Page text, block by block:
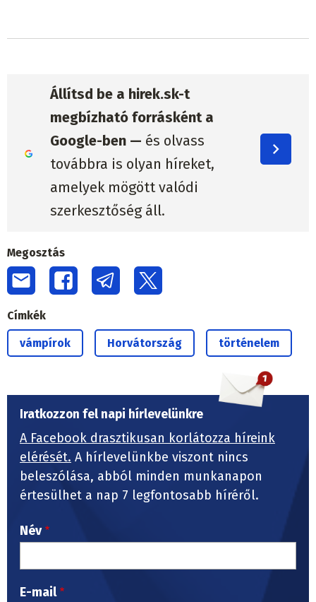
Állítsd be a hirek.sk-t
megbízható forrásként a
Google-ben — és olvass
továbbra is olyan híreket,
amelyek mögött valódi
szerkesztőség áll.
Megosztás
Címkék
vámpírok Horvátország történelem
Iratkozzon fel napi hírlevelünkre
A Facebook drasztikusan korlátozza híreink
elérését. A hírlevelünkbe viszont nincs
beleszólása, abból minden munkanapon
értesülhet a nap 7 legfontosabb híréről.
Név
E-mail